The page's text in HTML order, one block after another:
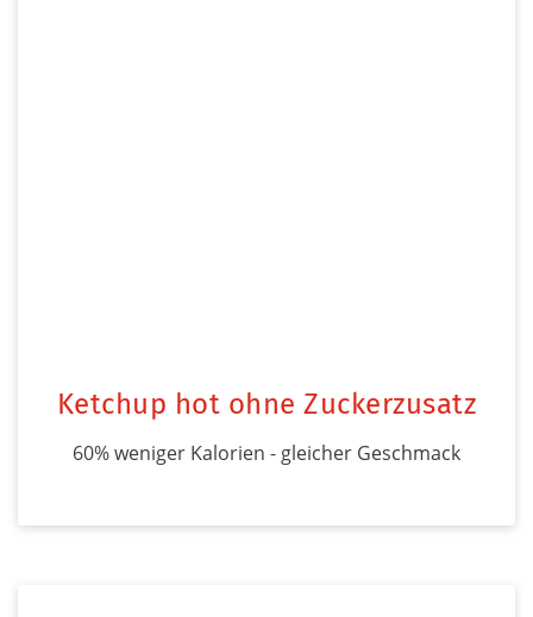
Ketchup hot ohne Zuckerzusatz
60% weniger Kalorien - gleicher Geschmack